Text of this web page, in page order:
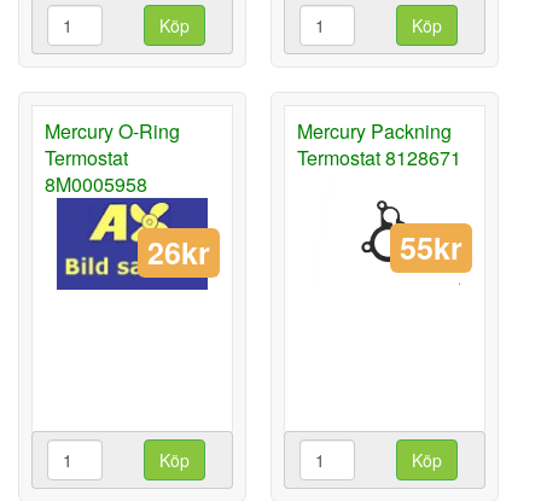
Köp Köp
Mercury O-Ring
Termostat
8M0005958
26kr
Köp
Mercury Packning
Termostat 8128671
55kr
Köp